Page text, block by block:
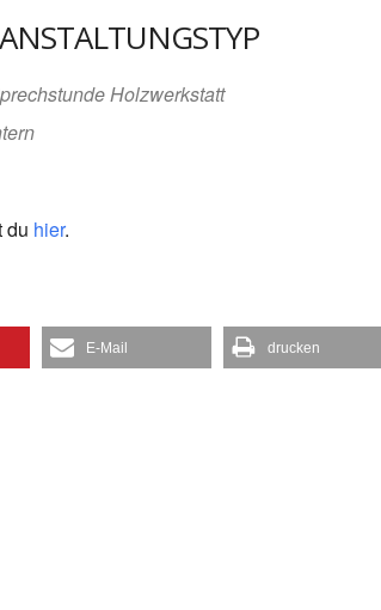
Holzwerkstatt
du hier.
E-Mail drucken